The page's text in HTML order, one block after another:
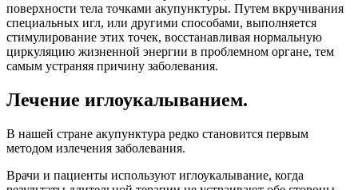
поверхности тела точками акупунктуры. Путем вкручивания
специальных игл, или другими способами, выполняется
стимулирование этих точек, восстанавливая нормальную
циркуляцию жизненной энергии в проблемном органе, тем
самым устраняя причину заболевания.
Лечение иглоукалыванием.
В нашей стране акупунктура редко становится первым
методом излечения заболевания.
Врачи и пациенты используют иглоукалывание, когда